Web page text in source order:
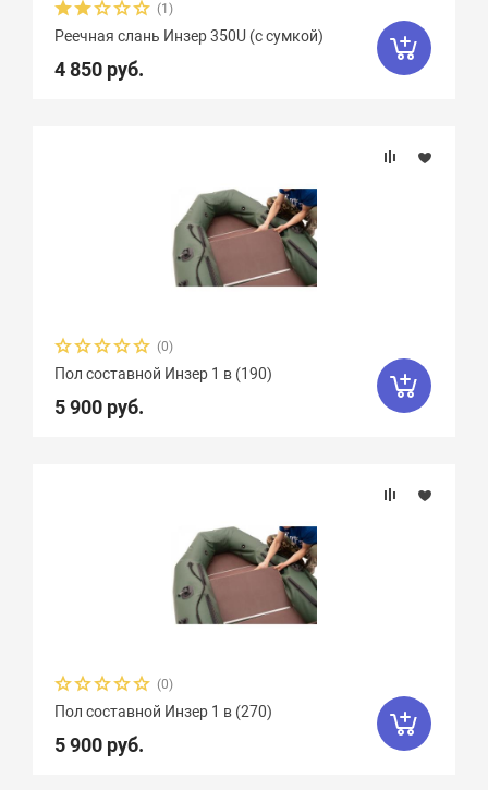
(1)
Реечная слань Инзер 350U (с сумкой)
4 850 руб.
(0)
Пол составной Инзер 1 в (190)
5 900 руб.
(0)
Пол составной Инзер 1 в (270)
5 900 руб.